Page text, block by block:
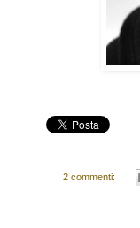
2 commenti: